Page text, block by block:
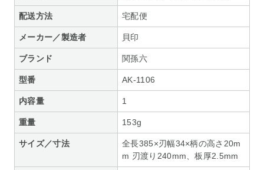
配送方法 宅配便
メーカー／製造者 貝印
ブランド 関孫六
型番 AK-1106
内容量 1
重量 153g
サイズ／寸法
全長385×刃幅34×柄の高さ20m
m 刃渡り240mm、板厚2.5mm